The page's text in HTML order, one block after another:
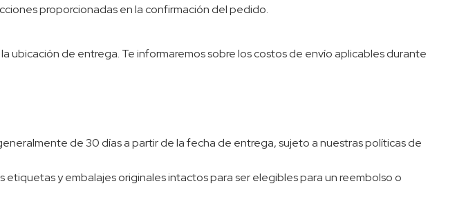
proporcionadas en la confirmación del pedido.
de entrega. Te informaremos sobre los costos de envío aplicables durante
de 30 días a partir de la fecha de entrega, sujeto a nuestras políticas de
y embalajes originales intactos para ser elegibles para un reembolso o